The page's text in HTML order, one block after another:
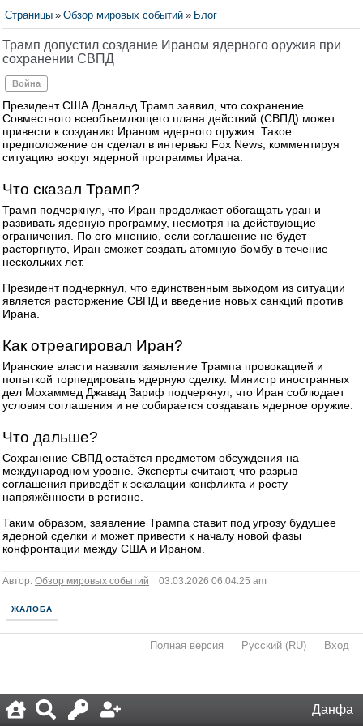
Данфа
Страницы » Обзор мировых событий » Блог
Трамп допустил создание Ираном ядерного оружия при
сохранении СВПД
Война
Президент США Дональд Трамп заявил, что сохранение
Совместного всеобъемлющего плана действий (СВПД) может
привести к созданию Ираном ядерного оружия. Такое
предположение он сделал в интервью Fox News, комментируя
ситуацию вокруг ядерной программы Ирана.
Что сказал Трамп?
Трамп подчеркнул, что Иран продолжает обогащать уран и
развивать ядерную программу, несмотря на действующие
ограничения. По его мнению, если соглашение не будет
расторгнуто, Иран сможет создать атомную бомбу в течение
нескольких лет.
Президент подчеркнул, что единственным выходом из ситуации
является расторжение СВПД и введение новых санкций против
Ирана.
Как отреагировал Иран?
Иранские власти назвали заявление Трампа провокацией и
попыткой торпедировать ядерную сделку. Министр иностранных
дел Мохаммед Джавад Зариф подчеркнул, что Иран соблюдает
условия соглашения и не собирается создавать ядерное оружие.
Что дальше?
Сохранение СВПД остаётся предметом обсуждения на
международном уровне. Эксперты считают, что разрыв
соглашения приведёт к эскалации конфликта и росту
напряжённости в регионе.
Таким образом, заявление Трампа ставит под угрозу будущее
ядерной сделки и может привести к началу новой фазы
конфронтации между США и Ираном.
Автор: Обзор мировых событий 03.03.2026 06:04:25 am
ЖАЛОБА
Полная версия Русский (RU) Вход